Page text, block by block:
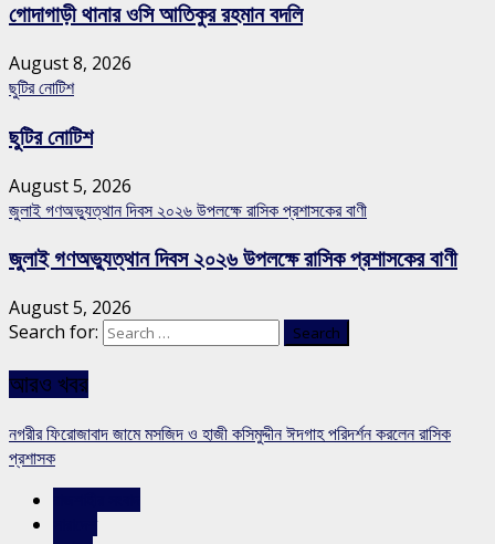
গোদাগাড়ী থানার ওসি আতিকুর রহমান বদলি
August 8, 2026
ছুটির নোটিশ
ছুটির নোটিশ
August 5, 2026
জুলাই গণঅভ্যুত্থান দিবস ২০২৬ উপলক্ষে রাসিক প্রশাসকের বাণী
জুলাই গণঅভ্যুত্থান দিবস ২০২৬ উপলক্ষে রাসিক প্রশাসকের বাণী
August 5, 2026
Search for:
আরও খবর
নগরীর ফিরোজাবাদ জামে মসজিদ ও হাজী কসিমুদ্দীন ঈদগাহ পরিদর্শন করলেন রাসিক
প্রশাসক